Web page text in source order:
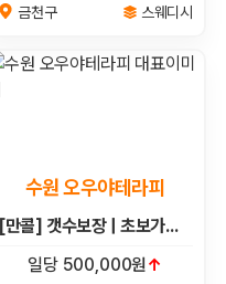
금천구 스웨디시
수원 오우야테라피
[만콜] 갯수보장 | 초보가능 | 당일현금지급 | 자유출근 | 당일알바 | 상주먹자숙식가능 | 수원.영통.인계.광교. | 스웨디시 알바 구인구직
일당 500,000원↑